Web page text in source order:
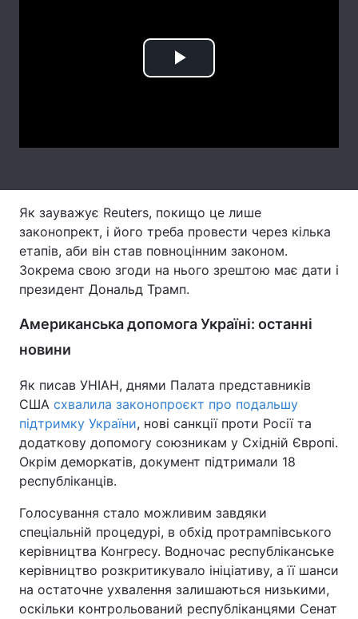
Тема оформлення
Play
Як зауважує Reuters, покищо це лише
законопрект, і його треба провести через кілька
етапів, аби він став повноцінним законом.
Зокрема свою згоди на нього зрештою має дати і
президент Дональд Трамп.
Американська допомога Україні: останні
новини
Як писав УНІАН, днями Палата представників
США схвалила законопроєкт про подальшу
підтримку України, нові санкції проти Росії та
додаткову допомогу союзникам у Східній Європі.
Окрім деморкатів, документ підтримали 18
республіканців.
Голосування стало можливим завдяки
спеціальній процедурі, в обхід протрампівського
керівництва Конгресу. Водночас республіканське
керівництво розкритикувало ініціативу, а її шанси
на остаточне ухвалення залишаються низькими,
оскільки контрольований республіканцями Сенат